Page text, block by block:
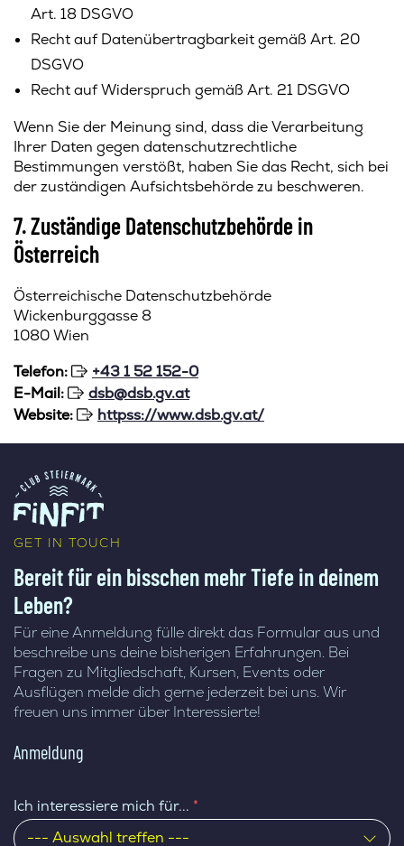
Art. 18 DSGVO
Recht auf Datenübertragbarkeit gemäß Art. 20
DSGVO
Recht auf Widerspruch gemäß Art. 21 DSGVO
Wenn Sie der Meinung sind, dass die Verarbeitung
Ihrer Daten gegen datenschutzrechtliche
Bestimmungen verstößt, haben Sie das Recht, sich bei
der zuständigen Aufsichtsbehörde zu beschweren.
7. Zuständige Datenschutzbehörde in
Österreich
Österreichische Datenschutzbehörde
Wickenburggasse 8
1080 Wien
Telefon:
+43 1 52 152-0
E-Mail:
dsb@dsb.gv.at
Website:
httpss://www.dsb.gv.at/
GET IN TOUCH
Bereit für ein bisschen mehr Tiefe in deinem
Leben?
Für eine Anmeldung fülle direkt das Formular aus und
beschreibe uns deine bisherigen Erfahrungen. Bei
Fragen zu Mitgliedschaft, Kursen, Events oder
Ausflügen melde dich gerne jederzeit bei uns. Wir
freuen uns immer über Interessierte!
Anmeldung
Ich interessiere mich für... *